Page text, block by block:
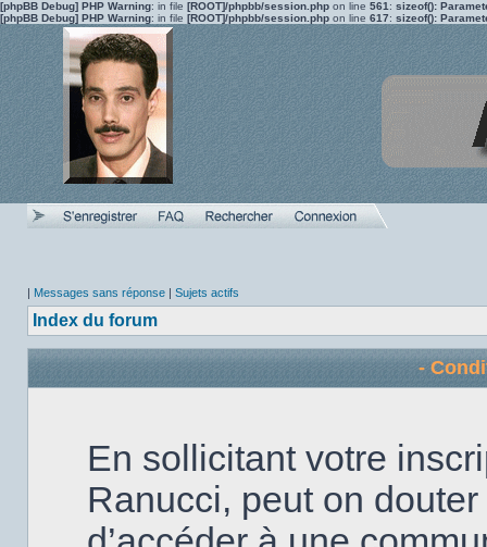
[phpBB Debug] PHP Warning: in file [ROOT]/phpbb/session.php on line 561 : sizeof():
[phpBB Debug] PHP Warning: in file [ROOT]/phpbb/session.php on line 617: sizeof():
| Messages sans réponse | Sujets actifs
Index du forum
-
En sollicitant votre
Ranucci, peut on